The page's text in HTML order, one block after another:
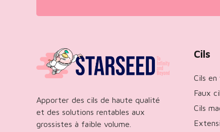
Apporter des cils de haute qualité
et des solutions rentables aux
grossistes à faible volume.
Cils
Cils en
Faux
Cils